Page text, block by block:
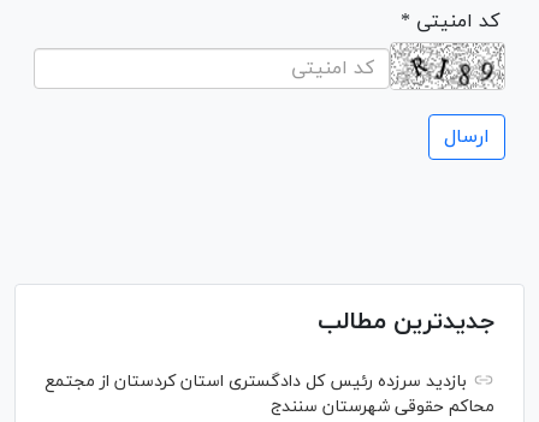
* کد امنیتی
جدیدترین مطالب
بازدید سرزده رئیس کل دادگستری استان کردستان از مجتمع
محاکم حقوقی شهرستان سنندج